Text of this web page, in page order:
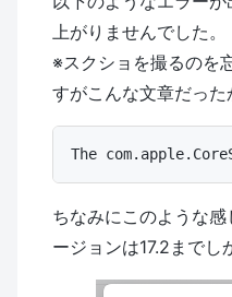
上がりませんでした。
※スクショを撮るのを
すがこんな文章だっ
ちなみにこのような
ージョンは17.2までし